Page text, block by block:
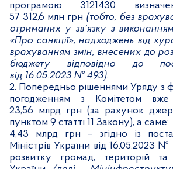
програмою 3121430
57 312,6 млн грн (тобто, без
отриманих у зв’язку з
«Про санкції», надходжень від
врахуванням змін, внесених до
бюджету відповідно до
від 16.05.2023 № 493).
2. Попередньо рішеннями Уряду з
погодженням з Комітетом
23,56 млрд грн (за рахунок
пунктом 9 статті 11 Закону), а саме:
4,43 млрд грн – згідно із
Міністрів України від 16.05.2023 №
розвитку громад, територій та